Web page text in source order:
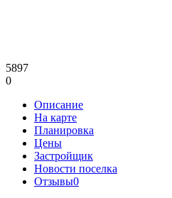
5897
0
Описание
На карте
Планировка
Цены
Застройщик
Новости поселка
Отзывы0